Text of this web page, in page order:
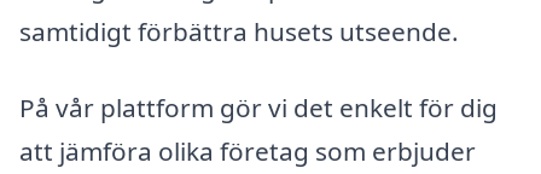
samtidigt förbättra husets utseende.
På vår plattform gör vi det enkelt för dig
att jämföra olika företag som erbjuder